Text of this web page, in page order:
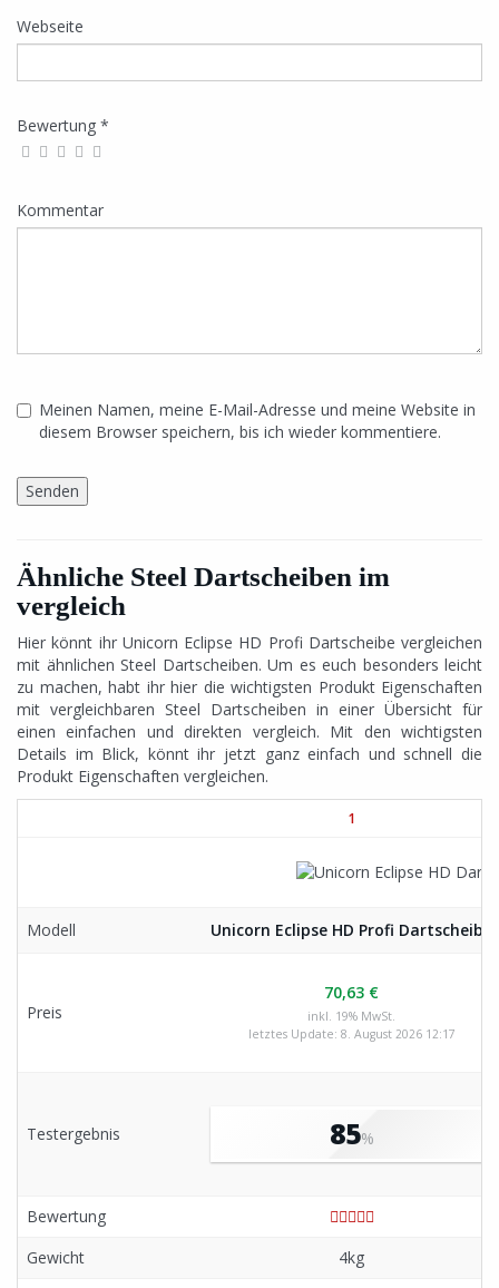
Webseite
Bewertung *
Kommentar
Meinen Namen, meine E-Mail-Adresse und meine Website in
diesem Browser speichern, bis ich wieder kommentiere.
Ähnliche Steel Dartscheiben im
vergleich
Hier könnt ihr Unicorn Eclipse HD Profi Dartscheibe vergleichen
mit ähnlichen Steel Dartscheiben. Um es euch besonders leicht
zu machen, habt ihr hier die wichtigsten Produkt Eigenschaften
mit vergleichbaren Steel Dartscheiben in einer Übersicht für
einen einfachen und direkten vergleich. Mit den wichtigsten
Details im Blick, könnt ihr jetzt ganz einfach und schnell die
Produkt Eigenschaften vergleichen.
1
Modell Unicorn Eclipse HD Profi Dartscheibe
Preis
70,63 €
inkl. 19% MwSt.
letztes Update: 8. August 2026 12:17
Testergebnis 85%
Bewertung
Gewicht
4kg